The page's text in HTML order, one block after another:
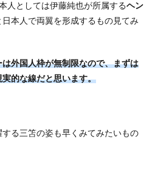
人としては伊藤純也が所属するヘン
日本人で両翼を形成するもの見てみ
外国人枠が無制限なので、まずは
的な線だと思います。
る三笘の姿も早くみてみたいもの